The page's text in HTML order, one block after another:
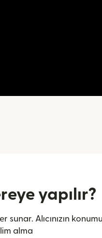
yapılır?
Alıcınızın
alma